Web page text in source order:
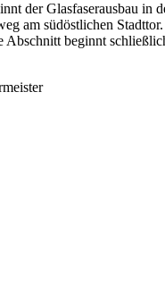
der Glasfaserausbau in
am südöstlichen
Abschnitt beginnt